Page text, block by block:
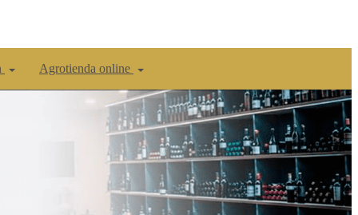
Agrotienda online